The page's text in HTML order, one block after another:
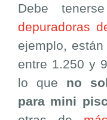
Debe
depuradoras
ejemplo,
entre 1.250 y
lo que no
para mini